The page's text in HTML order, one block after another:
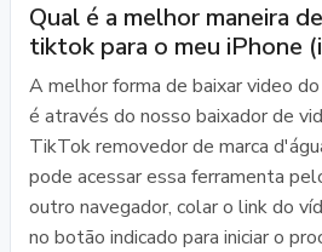
Qual é a melhor maneira
tiktok para o meu iPhone
A melhor forma de baixar video
é através do nosso baixador de
TikTok removedor de marca
pode acessar essa ferramenta
outro navegador, colar o link do
no botão indicado para iniciar o